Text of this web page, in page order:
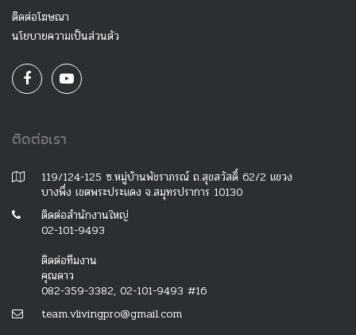
ติดต่อโฆษณา
นโยบายความเป็นส่วนตัว
ติดต่อเรา
119/124-125 ซ.หมู่บ้านพัชราภรณ์ ถ.สุขสวัสดิ์ 62/2 แขวง
บางพึ่ง เขตพระประแดง จ.สมุทรปราการ 10130
ติดต่อสำนักงานใหญ่
02-101-9493
ติดต่อทีมงาน
คุณดาว
082-359-3382, 02-101-9493 #16
team.vlivingpro@gmail.com